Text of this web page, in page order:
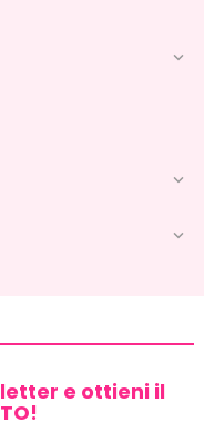



e ottieni il